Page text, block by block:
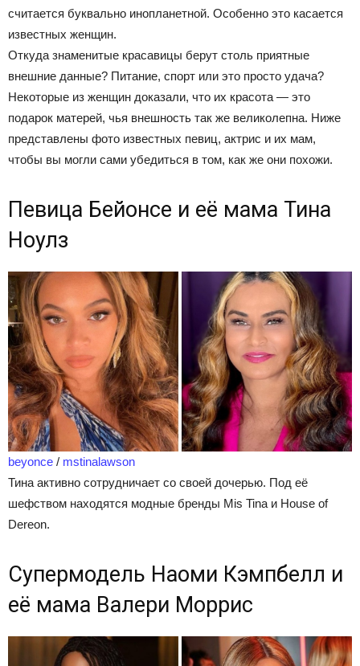
считается буквально инопланетной. Особенно это касается
известных женщин.
Откуда знаменитые красавицы берут столь приятные
внешние данные? Питание, спорт или это просто удача?
Некоторые из женщин доказали, что их красота — это
подарок матерей, чья внешность так же великолепна. Ниже
представлены фото известных певиц, актрис и их мам,
чтобы вы могли сами убедиться в том, как же они похожи.
Певица Бейонсе и её мама Тина
Ноулз
beyonce / mstinalawson
Тина активно сотрудничает со своей дочерью. Под её
шефством находятся модные бренды Mis Tina и House of
Dereon.
Супермодель Наоми Кэмпбелл и
её мама Валери Моррис